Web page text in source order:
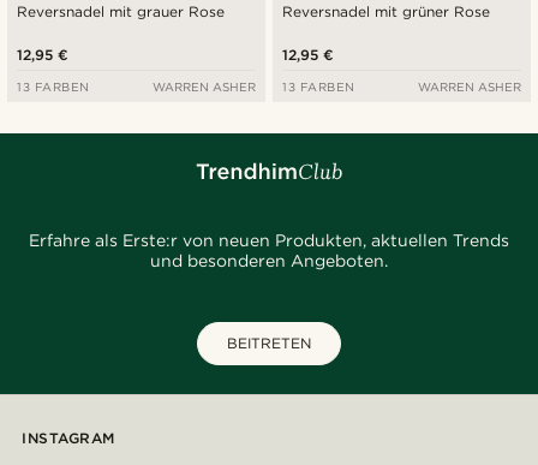
Reversnadel mit grauer Rose
12,95 €
13 FARBEN WARREN ASHER
Reversnadel mit grüner Rose
12,95 €
13 FARBEN WARREN ASHER
Erfahre als Erste:r von neuen Produkten, aktuellen Trends
und besonderen Angeboten.
BEITRETEN
INSTAGRAM